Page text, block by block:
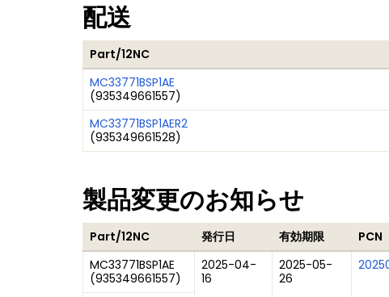
配送
Part/12NC
MC33771BSP1AE
(935349661557)
MC33771BSP1AER2
(935349661528)
製品変更のお知らせ
Part/12NC 発行日 有効期限 PCN
MC33771BSP1AE
(935349661557)
2025-04-
16
2025-05-
26